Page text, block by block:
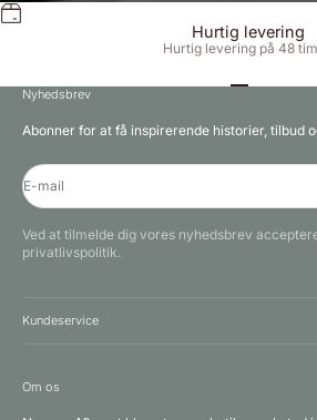
Hurtig levering
Hurtig levering på 48
Nyhedsbrev
Abonner for at få inspirerende historier, tilbud
E-mail
Ved at tilmelde dig vores nyhedsbrev
privatlivspolitik.
Kundeservice
Om os